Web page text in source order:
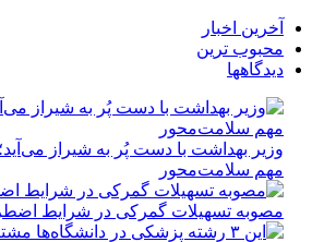
آخرین اخبار
محبوب ترین
دیدگاهها
وزیر بهداشت با دست پُر به شیراز
مهم سلامت‌محور
مصوبه تسهیلات گمرکی در شرایط